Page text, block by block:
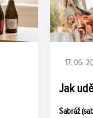
17. 06.
Jak
Sabráž